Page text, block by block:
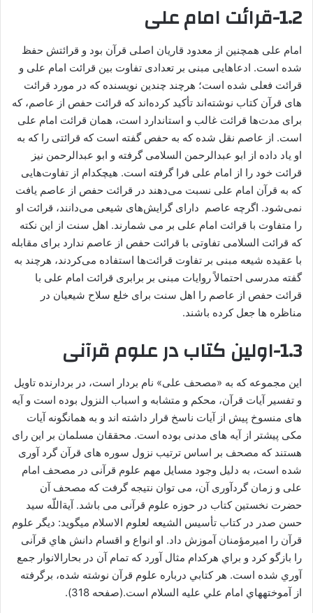
1.2-قرائت امام علی
امام علی همچنین از معدود قاریان اصلی قرآن بود و قرائتش حفظ
شده ‌است. ادعاهایی مبنی بر تعدادی تفاوت بین قرائت امام علی و
قرائت فعلی شده ‌است؛ هرچند چندین نویسنده که در مورد قرائت
های قرآن کتاب نوشته‌اند تأکید کرده‌اند که قرائت حفص از عاصم، که
برای مدت‌ها قرائت غالب و استاندارد است، همان قرائت امام علی
است. از عاصم نقل شده که به حفص گفته ‌است که قرائتی را که به
او یاد داده از ابو عبدالرحمن السلامی گرفته و ابو عبدالرحمن نیز
قرائت خود را از امام علی فرا گرفته ‌است. هیچکدام از تفاوت‌هایی
که به قرآن امام علی نسبت می‌دهند در قرائت حفص از عاصم یافت
نمی‌شود. اگرچه عاصم دارای گرایش‌های شیعی می‌دانند، قرائت او
را متفاوت با قرائت امام علی بر می شمارند. اهل سنت از این نکته
که قرائت السلامی تفاوتی با قرائت حفص از عاصم ندارد برای مقابله
با عقیده شیعه مبنی بر تفاوت قرائت‌ها استفاده می‌کردند، هرچند به
گفته مدرسی احتمالاً روایات مبنی بر برابری قرائت امام علی با
قرائت حفص از عاصم را اهل سنت برای خلع سلاح شیعیان در
مناظره ها جعل کرده ‌باشند.
1.3-اولین کتاب در علوم قرآنی
این مجموعه که به «مصحف علی» نام بردار است، در بردارنده تاویل
و تفسیر آیات قرآن، محکم و متشابه و اسباب النزول بوده است و آیه
های منسوخ پیش از آیات ناسخ قرار داشته اند و به همانگونه آیات
مکی پیشتر از آیه های مدنی بوده است. محققان مسلمان بر این رای
هستند که مصحف بر اساس ترتیب نزول سوره های قرآن گرد آوری
شده است، به دلیل وجود مسایل مهم علوم قرآنی در مصحف امام
علی و زمان گردآوری آن، می توان نتیجه گرفت که مصحف آن
حضرت نخستین کتاب در حوزه علوم قرآنی می باشد. آية‏اللّه سيد
حسن صدر در كتاب تأسیس الشیعه لعلوم الاسلام مي‏گويد: ديگر علوم
قرآن را اميرمؤمنان آموزش داد. او انواع و اقسام دانش هاي قرآنی
را بازگو كرد و براي هركدام مثال آورد كه تمام آن در بحارالانوار جمع
آوري شده است. هر كتابي درباره علوم قرآن نوشته شده، برگرفته
از آموخته‏هاي امام علي عليه ‏السلام است.(صفحه 318).